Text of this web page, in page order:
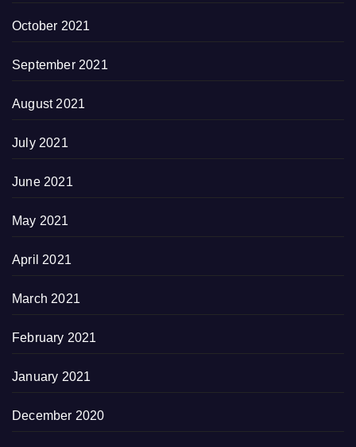
October 2021
September 2021
August 2021
July 2021
June 2021
May 2021
April 2021
March 2021
February 2021
January 2021
December 2020